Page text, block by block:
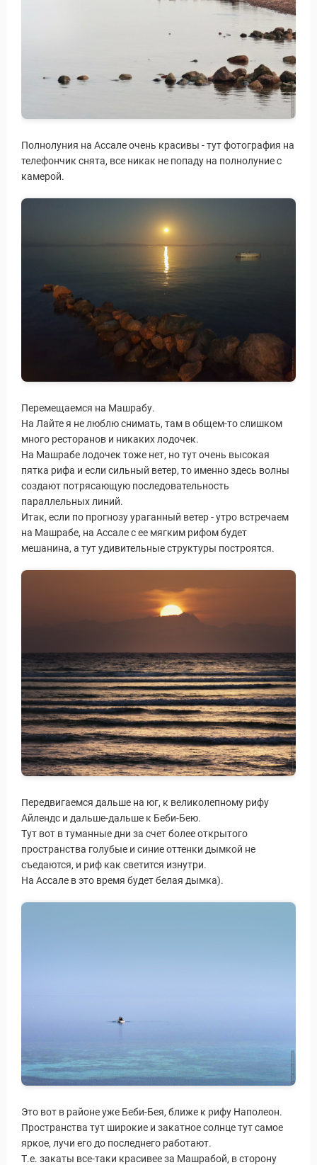
Полнолуния на Ассале очень красивы - тут фотография на
телефончик снята, все никак не попаду на полнолуние с
камерой.
Перемещаемся на Машрабу.
На Лайте я не люблю снимать, там в общем-то слишком
много ресторанов и никаких лодочек.
На Машрабе лодочек тоже нет, но тут очень высокая
пятка рифа и если сильный ветер, то именно здесь волны
создают потрясающую последовательность
параллельных линий.
Итак, если по прогнозу ураганный ветер - утро встречаем
на Машрабе, на Ассале с ее мягким рифом будет
мешанина, а тут удивительные структуры построятся.
Передвигаемся дальше на юг, к великолепному рифу
Айлендс и дальше-дальше к Беби-Бею.
Тут вот в туманные дни за счет более открытого
пространства голубые и синие оттенки дымкой не
съедаются, и риф как светится изнутри.
На Ассале в это время будет белая дымка).
Это вот в районе уже Беби-Бея, ближе к рифу Наполеон.
Пространства тут широкие и закатное солнце тут самое
яркое, лучи его до последнего работают.
Т.е. закаты все-таки красивее за Машрабой, в сторону